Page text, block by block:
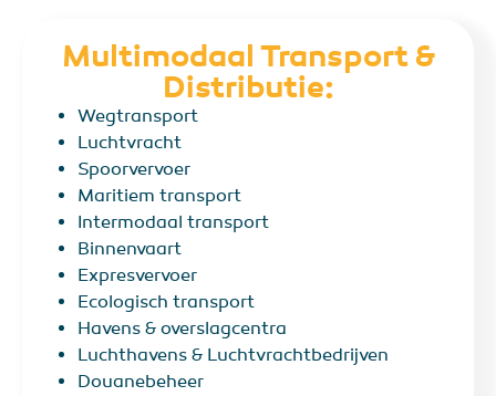
Multimodaal Transport &
Distributie:
Wegtransport
Luchtvracht
Spoorvervoer
Maritiem transport
Intermodaal transport
Binnenvaart
Expresvervoer
Ecologisch transport
Havens & overslagcentra
Luchthavens & Luchtvrachtbedrijven
Douanebeheer